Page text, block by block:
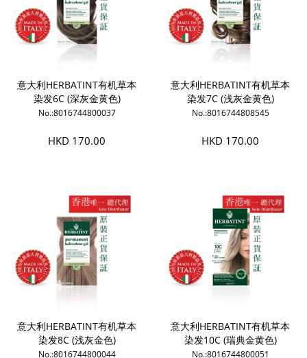
意大利HERBATINT有机草本
染发6C (深灰金黄色)
No.:8016744800037
HKD 170.00
意大利HERBATINT有机草本
染发7C (浅灰金黄色)
No.:8016744808545
HKD 170.00
意大利HERBATINT有机草本
染发8C (浅灰金色)
No.:8016744800044
意大利HERBATINT有机草本
染发10C (瑞典金黄色)
No.:8016744800051